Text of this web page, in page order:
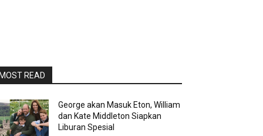
READ
George akan Masuk Eton, William
dan Kate Middleton Siapkan
Liburan Spesial